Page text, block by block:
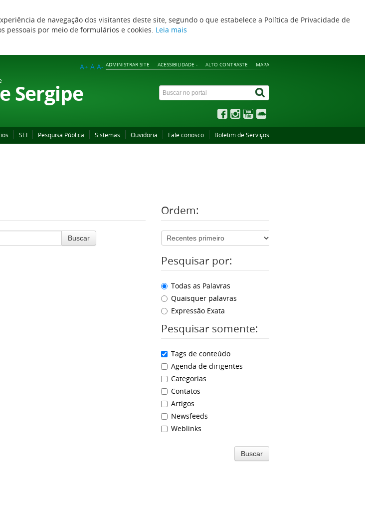
de navegação dos visitantes deste site, segundo o que estabelece a Política de Privacidade de
pessoais por meio de formulários e cookies. Leia mais
ADMINISTRAR SITE ACESSIBILIDADE - ALTO CONTRASTE MAPA
A+ A A-
Sergipe
SEI Pesquisa Pública Sistemas Ouvidoria Fale conosco Boletim de Serviços
Buscar
Ordem:
Pesquisar por:
Todas as Palavras
Quaisquer palavras
Expressão Exata
Pesquisar somente:
Tags de conteúdo
Agenda de dirigentes
Categorias
Contatos
Artigos
Newsfeeds
Weblinks
Buscar